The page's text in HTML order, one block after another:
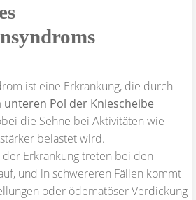
ist eine Erkrankung, die durch
unteren Pol der Kniescheibe
die Sehne bei Aktivitäten wie
belastet wird.
Erkrankung treten bei den
und in schwereren Fällen kommt
oder ödematöser Verdickung